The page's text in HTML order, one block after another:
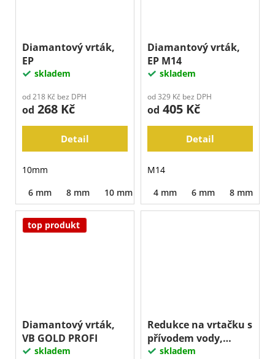
Diamantový vrták,
EP
skladem
od 218 Kč bez DPH
od 268 Kč
Detail
10mm
6 mm
8 mm 10 mm 15 mm 20 mm 35 mm
Diamantový vrták,
EP M14
skladem
od 329 Kč bez DPH
od 405 Kč
Detail
M14
4 mm
6 mm 8 mm
top produkt
Diamantový vrták,
VB GOLD PROFI
skladem
Redukce na vrtačku s
přívodem vody,
10mm
skladem